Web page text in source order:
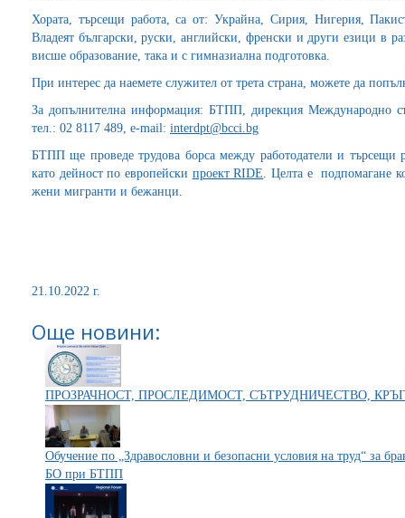
Хората, търсещи работа, са от: Украйна, Сирия, Нигерия,
Владеят български, руски, английски, френски и други езици в
висше образование, така и с гимназиална подготовка.
При интерес да наемете служител от трета страна, можете да
За допълнителна информация: БТПП, дирекция Международно
тел.: 02 8117 489, e-mail: interdpt@bcci.bg
БТПП ще проведе трудова борса между работодатели и търсещи
като дейност по европейски проект RIDE. Целта е подпомагане
жени мигранти и бежанци.
21.10.2022 г.
Още новини:
ПРОЗРАЧНОСТ, ПРОСЛЕДИМОСТ, СЪТРУДНИЧЕСТВО,
Обучение по „Здравословни и безопасни условия на труд“ за
БО при БТПП